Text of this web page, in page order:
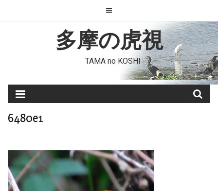
to
多摩の虎視
TAMA no KOSHI
6480e1